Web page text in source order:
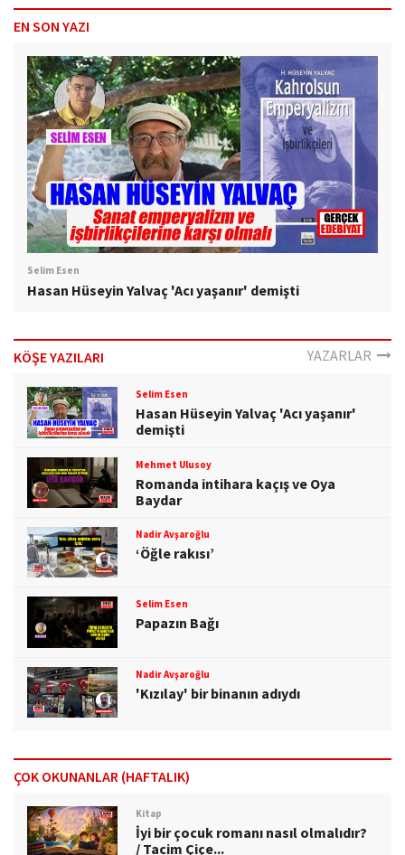
EN SON YAZI
Selim Esen
Hasan Hüseyin Yalvaç 'Acı yaşanır' demişti
KÖŞE YAZILARI YAZARLAR
Selim Esen
Hasan Hüseyin Yalvaç 'Acı yaşanır'
demişti
Mehmet Ulusoy
Romanda intihara kaçış ve Oya
Baydar
Nadir Avşaroğlu
‘Öğle rakısı’
Selim Esen
Papazın Bağı
Nadir Avşaroğlu
'Kızılay' bir binanın adıydı
ÇOK OKUNANLAR (HAFTALIK)
Kitap
İyi bir çocuk romanı nasıl olmalıdır?
/ Tacim Çiçe...